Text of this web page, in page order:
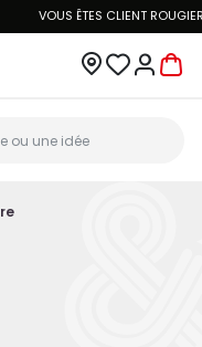
VOIR CONDITIONS